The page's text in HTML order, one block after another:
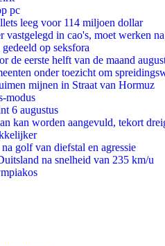
pc
leeg voor 114 miljoen dollar
in cao's, moet werken
op seksfora
de eerste helft van de maand
onder toezicht om
mijnen in Straat van Hormuz
modus
6 augustus
kan worden aangevuld, tekort
golf van diefstal en agressie
na snelheid van 235 km/u